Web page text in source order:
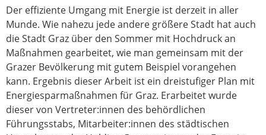
Der effiziente Umgang mit Energie ist derzeit in aller
Munde. Wie nahezu jede andere größere Stadt hat auch
die Stadt Graz über den Sommer mit Hochdruck an
Maßnahmen gearbeitet, wie man gemeinsam mit der
Grazer Bevölkerung mit gutem Beispiel vorangehen
kann. Ergebnis dieser Arbeit ist ein dreistufiger Plan mit
Energiesparmaßnahmen für Graz. Erarbeitet wurde
dieser von Vertreter:innen des behördlichen
Führungsstabs, Mitarbeiter:innen des städtischen